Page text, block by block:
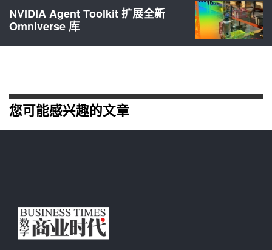
NVIDIA Agent Toolkit 扩展全新
Omniverse 库
您可能感兴趣的文章